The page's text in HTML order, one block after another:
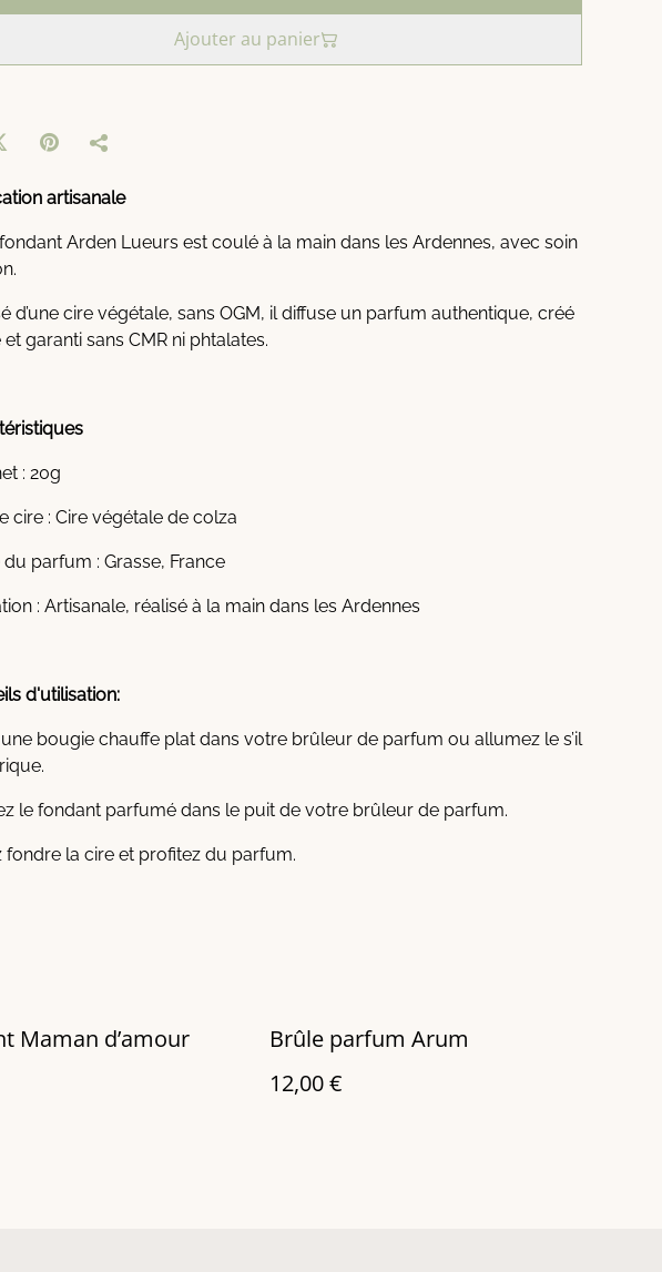
Ajouter au panier
artisanale
Arden Lueurs est coulé à la main dans les Ardennes, avec soin
d’une cire végétale, sans OGM, il diffuse un parfum authentique, créé
et garanti sans CMR ni phtalates.
: 20g
cire : Cire végétale de colza
du parfum : Grasse, France
: Artisanale, réalisé à la main dans les Ardennes
d'utilisation:
bougie chauffe plat dans votre brûleur de parfum ou allumez le s’il
le fondant parfumé dans le puit de votre brûleur de parfum.
fondre la cire et profitez du parfum.
Maman d’amour
Brûle parfum Arum
12,00 €